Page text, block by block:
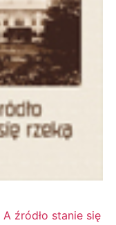
źródło stanie się